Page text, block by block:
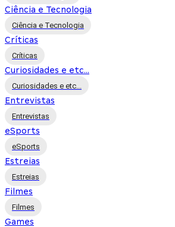
Ciência e Tecnologia
Ciência e Tecnologia
Críticas
Críticas
Curiosidades e etc...
Curiosidades e etc...
Entrevistas
Entrevistas
eSports
eSports
Estreias
Estreias
Filmes
Filmes
Games